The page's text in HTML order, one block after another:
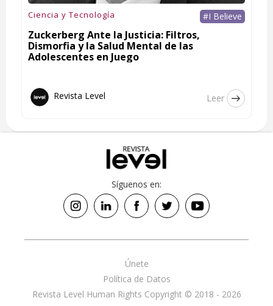
Ciencia y Tecnología #I Believe
Zuckerberg Ante la Justicia: Filtros,
Dismorfia y la Salud Mental de las
Adolescentes en Juego
Revista Level Leer
Síguenos en:
Revista Level Human Rights Copyright © 2018 - 2026
Política de Datos
Únete